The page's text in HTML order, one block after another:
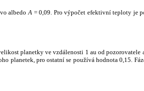
albedo A = 0,09. Pro výpočet efektivní teploty je
planetky ve vzdálenosti 1 au od pozorovatele
planetek, pro ostatní se používá hodnota 0,15.